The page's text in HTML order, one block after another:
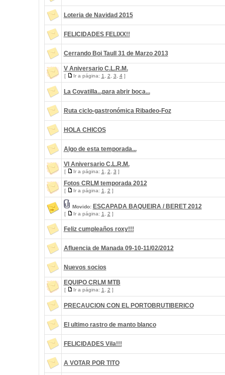
Loteria de Navidad 2015
FELICIDADES FELIXX!!
Cerrando Boi Taull 31 de Marzo 2013
V Aniversario C.L.R.M.
[ Ir a página: 1 2 3 4]
La Covatilla...para abrir boca...
Ruta ciclo-gastronómica Ribadeo-Foz
HOLA CHICOS
Algo de esta temporada...
VI Aniversario C.L.R.M.
[ Ir a página: 1 2 3 ]
Fotos CRLM temporada 2012
[ Ir a página: 1 2 ]
Movido: ESCAPADA BAQUEIRA / BERET 2012
[ Ir a página: 1 2 ]
Feliz cumpleaños roxy!!!
Afluencia de Manada 09-10-11/02/2012
Nuevos socios
EQUIPO CRLM MTB
[ Ir a página: 1 2 ]
PRECAUCION CON EL PORTOBRUTIBERICO
El ultimo rastro de manto blanco
FELICIDADES Vila!!!
A VOTAR POR TITO